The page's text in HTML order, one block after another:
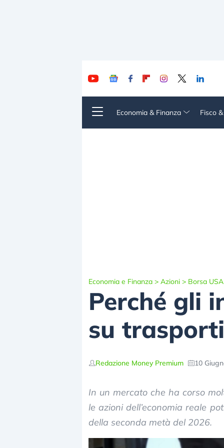
Economia & Finanza Fisco
Economia e Finanza > Azioni > Borsa USA
Perché gli
su
Redazione Money Premium 10
In un mercato che ha corso
le azioni dell’economia reale
della seconda metà del 2026.